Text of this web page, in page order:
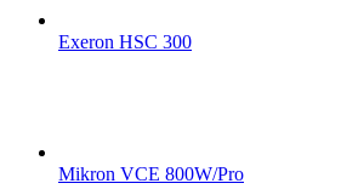
Exeron HSC 300
Mikron VCE 800W/Pro